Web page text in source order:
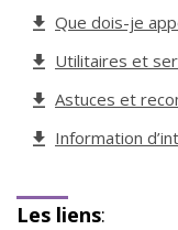
Que dois-je
Utilitaires et
Astuces et
Information
Les liens: